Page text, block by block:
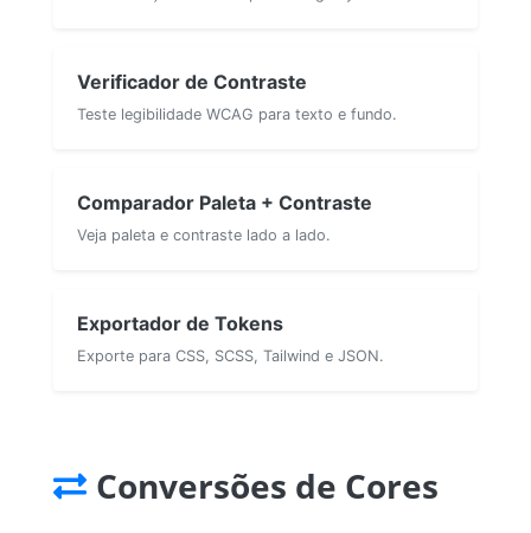
Verificador de Contraste
Teste legibilidade WCAG para texto e fundo.
Comparador Paleta + Contraste
Veja paleta e contraste lado a lado.
Exportador de Tokens
Exporte para CSS, SCSS, Tailwind e JSON.
Conversões de Cores